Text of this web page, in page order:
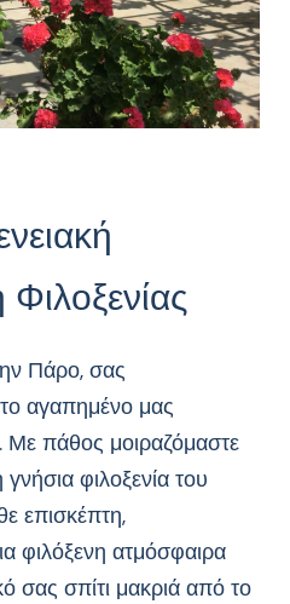
Πάρο, σας
αγαπημένο μας
Με πάθος μοιραζόμαστε
γνήσια φιλοξενία του
επισκέπτη,
φιλόξενη ατμόσφαιρα
σας σπίτι μακριά από το